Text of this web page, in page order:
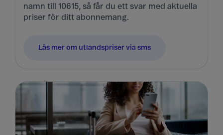
namn till 10615, så får du ett svar med aktuella
priser för ditt abonnemang.
Läs mer om utlandspriser via sms